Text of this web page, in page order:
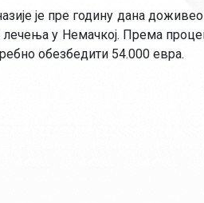
је пре годину дана
у Немачкој. Према
обезбедити 54.000 евра.